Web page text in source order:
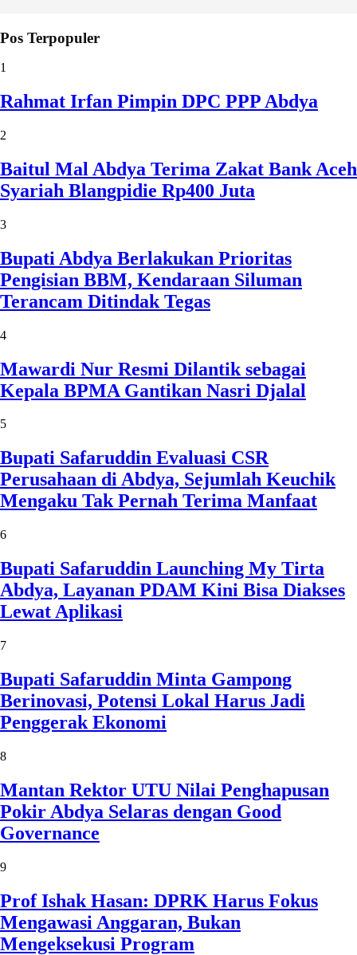
Pos Terpopuler
1
Rahmat Irfan Pimpin DPC PPP Abdya
2
Baitul Mal Abdya Terima Zakat Bank Aceh
Syariah Blangpidie Rp400 Juta
3
Bupati Abdya Berlakukan Prioritas
Pengisian BBM, Kendaraan Siluman
Terancam Ditindak Tegas
4
Mawardi Nur Resmi Dilantik sebagai
Kepala BPMA Gantikan Nasri Djalal
5
Bupati Safaruddin Evaluasi CSR
Perusahaan di Abdya, Sejumlah Keuchik
Mengaku Tak Pernah Terima Manfaat
6
Bupati Safaruddin Launching My Tirta
Abdya, Layanan PDAM Kini Bisa Diakses
Lewat Aplikasi
7
Bupati Safaruddin Minta Gampong
Berinovasi, Potensi Lokal Harus Jadi
Penggerak Ekonomi
8
Mantan Rektor UTU Nilai Penghapusan
Pokir Abdya Selaras dengan Good
Governance
9
Prof Ishak Hasan: DPRK Harus Fokus
Mengawasi Anggaran, Bukan
Mengeksekusi Program